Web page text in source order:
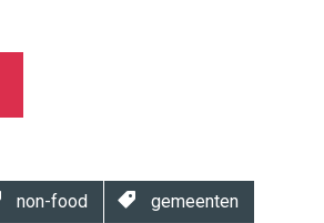
non-food gemeenten